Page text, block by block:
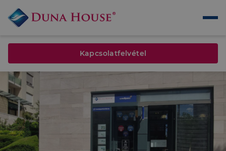
Kapcsolatfelvétel